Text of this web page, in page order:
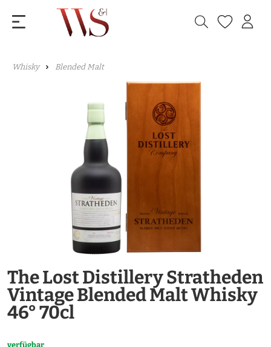
Whisky Blended Malt
The Lost Distillery Stratheden
Vintage Blended Malt Whisky
46° 70cl
verfügbar